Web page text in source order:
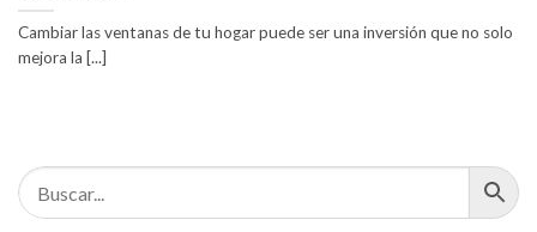
Cambiar las ventanas de tu hogar puede ser una inversión que no solo
mejora la [...]